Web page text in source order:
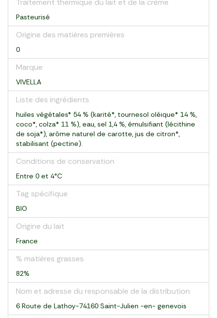
Traitement thermique du lait et de la crème
Pasteurisé
Origine des matières premières
0
Marque
VIVELLA
Liste des ingrédients
huiles végétales* 54 % (karité*, tournesol oléique* 14 %,
coco*, colza* 11 %), eau, sel 1,4 %, émulsifiant (lécithine
de soja*), arôme naturel de carotte, jus de citron*,
stabilisant (pectine).
Conditions de conservation
Entre 0 et 4°C
Tag spécifique
BIO
Origine du lait
France
% matières grasses
82%
Nom et adresse du responsable de la distribution
6 Route de Lathoy-74160 Saint-Julien -en- genevois